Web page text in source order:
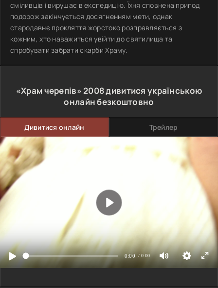
сміливців і вирушає в експедицію. Їхня сповнена пригод
подорож закінчується досягненням мети, однак
стародавнє прокляття жорстоко розправляється з
кожним, хто наважиться увійти до святилища та
спробувати забрати скарби Храму.
«Храм черепів»2008дивитися українською
онлайн безкоштовно
Дивитися онлайн Трейлер